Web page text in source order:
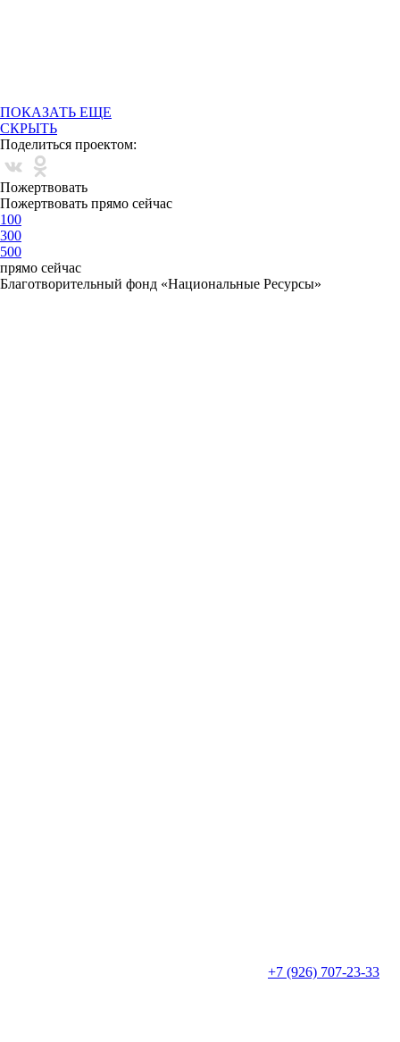
ПОКАЗАТЬ ЕЩЕ
СКРЫТЬ
Поделиться проектом:
Пожертвовать
Пожертвовать прямо сейчас
100
300
500
прямо сейчас
Благотворительный фонд «Национальные Ресурсы»
+7 (926) 707-23-33